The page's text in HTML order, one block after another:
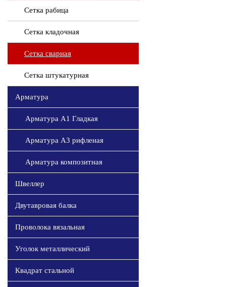
Сетка рабица
Сетка кладочная
Сетка сварная
Сетка штукатурная
Арматура
Арматура А1 Гладкая
Арматура А3 рифленая
Арматура композитная
Швеллер
Двутавровая балка
Проволока вязальная
Уголок металлический
Квадрат стальной